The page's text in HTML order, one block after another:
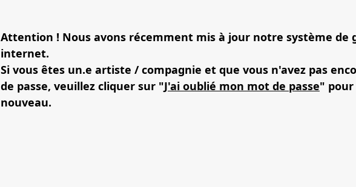
Attention ! Nous avons récemment mis à jour notre système de
internet.
Si vous êtes un.e artiste / compagnie et que vous n'avez pas
de passe, veuillez cliquer sur "J'ai oublié mon mot de passe"
nouveau.